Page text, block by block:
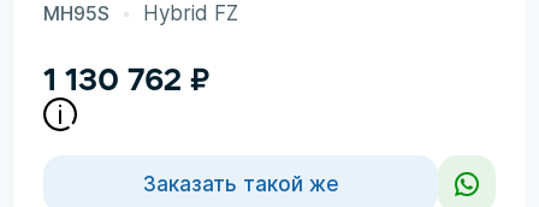
MH95S Hybrid FZ
1 130 762 ₽
Заказать такой же